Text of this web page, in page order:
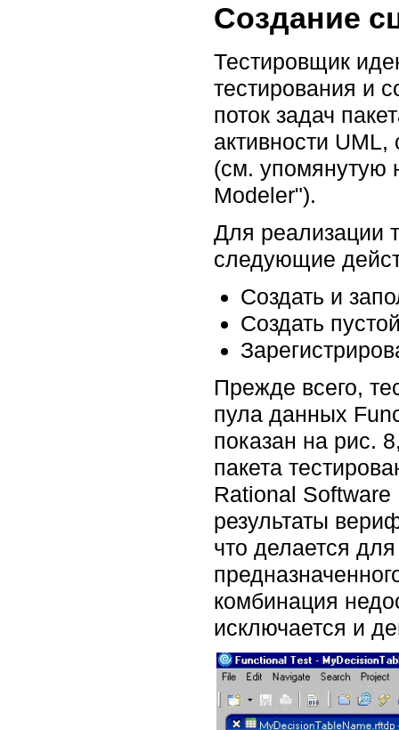
Создание
Тестировщик
тестирования и
поток задач
активности
(см. упомянутую
Modeler").
Для реализации
следующие
Создать и
Создать
Прежде всего,
пула данных
показан на рис.
пакета
Rational
результаты
что делается
комбинация
исключается и